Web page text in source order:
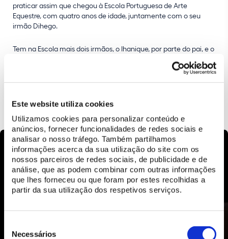
Este website utiliza cookies
Utilizamos cookies para personalizar conteúdo e
anúncios, fornecer funcionalidades de redes sociais e
analisar o nosso tráfego. Também partilhamos
informações acerca da sua utilização do site com os
nossos parceiros de redes sociais, de publicidade e de
análise, que as podem combinar com outras informações
que lhes forneceu ou que foram por estes recolhidas a
partir da sua utilização dos respetivos serviços.
Necessários
praticar assim que chegou à Escola Portuguesa de Arte
Equestre, com quatro anos de idade, juntamente com o seu
irmão Dihego.
Tem na Escola mais dois irmãos, o Ihanique, por parte do pai, e o
carinhosamente que Dihario é um “rapaz simpático”.
SAIBA MAIS